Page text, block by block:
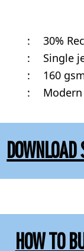
:
30%
:
Single
:
160
:
HOW TO